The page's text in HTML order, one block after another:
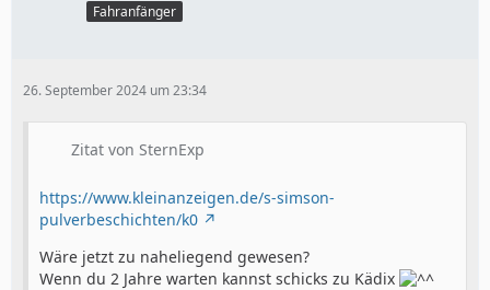
Fahranfänger
26. September 2024 um 23:34
Zitat von SternExp
https://www.kleinanzeigen.de/s-simson-
pulverbeschichten/k0
Wäre jetzt zu naheliegend gewesen?
Wenn du 2 Jahre warten kannst schicks zu Kädix